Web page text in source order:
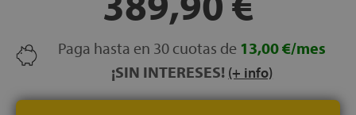
NOCHES DE PRUEBA: 120 noches
Paga hasta en 30 cuotas de 13,00 €/mes
¡SIN INTERESES! (+ info)